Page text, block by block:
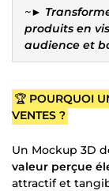
~►
produits en
audience et
🏆 POURQUOI
VENTES ?
Un Mockup 3D
valeur perçue
attractif et